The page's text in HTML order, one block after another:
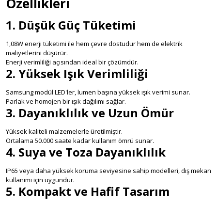
1. Düşük Güç Tüketimi
1,08W enerji tüketimi ile hem çevre dostudur hem de elektrik
maliyetlerini düşürür.
Enerji verimliliği açısından ideal bir çözümdür.
2. Yüksek Işık Verimliliği
Samsung modül LED'ler, lumen başına yüksek ışık verimi sunar.
Parlak ve homojen bir ışık dağılımı sağlar.
3. Dayanıklılık ve Uzun Ömür
Yüksek kaliteli malzemelerle üretilmiştir.
Ortalama 50.000 saate kadar kullanım ömrü sunar.
4. Suya ve Toza Dayanıklılık
IP65 veya daha yüksek koruma seviyesine sahip modelleri, dış mekan
kullanımı için uygundur.
5. Kompakt ve Hafif Tasarım